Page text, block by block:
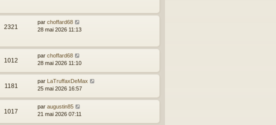
2321
par choffard68
28 mai 2026 11:13
1012
par choffard68
28 mai 2026 11:10
1181
par
LaTruffaxDeMax
25 mai 2026 16:57
1017
par augustin85
21 mai 2026 07:11